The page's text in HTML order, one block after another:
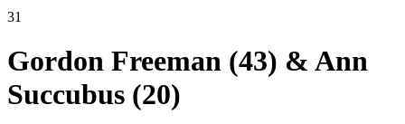
31
Gordon Freeman (43) & Ann
Succubus (20)